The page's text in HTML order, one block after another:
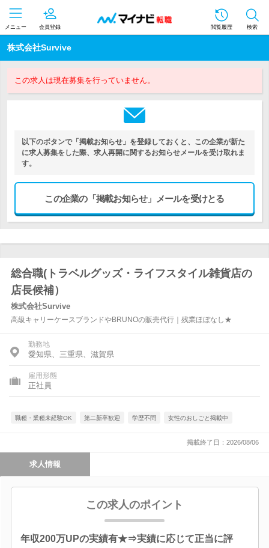
メニュー 会員登録 閲覧履歴 検索
株式会社Survive
この求人は現在募集を行っていません。
以下のボタンで「掲載お知らせ」を登録しておくと、この企業が新た
に求人募集をした際、求人再開に関するお知らせメールを受け取れま
す。
この企業の「掲載お知らせ」メールを受けとる
総合職(トラベルグッズ・ライフスタイル雑貨店の
店長候補）
株式会社Survive
高級キャリーケースブランドやBRUNOの販売代行｜残業ほぼなし★
勤務地
愛知県、三重県、滋賀県
雇用形態
正社員
職種・業種未経験OK 第二新卒歓迎 学歴不問 女性のおしごと掲載中
掲載終了日：2026/08/06
求人情報
この求人のポイント
年収200万UPの実績有★⇒実績に応じて正当に評